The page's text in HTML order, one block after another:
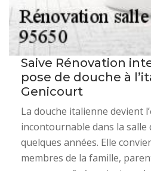
Saive Rénovation
pose de douche à
Genicourt
La douche italienne devient
incontournable dans la salle
quelques années. Elle
membres de la famille,